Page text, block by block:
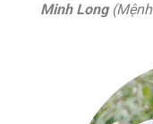
Minh Long